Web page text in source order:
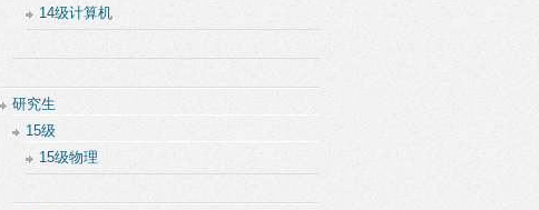
14级计算机
研究生
15级
15级物理